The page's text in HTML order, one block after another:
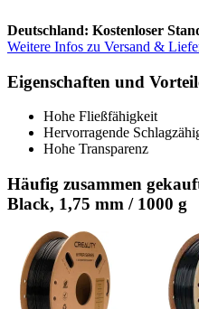
Deutschland: Kostenloser
Weitere Infos zu Versand &
Eigenschaften und
Hohe Fließfähigkeit
Hervorragende
Hohe Transparenz
Häufig zusammen
Black, 1,75 mm / 1000 g